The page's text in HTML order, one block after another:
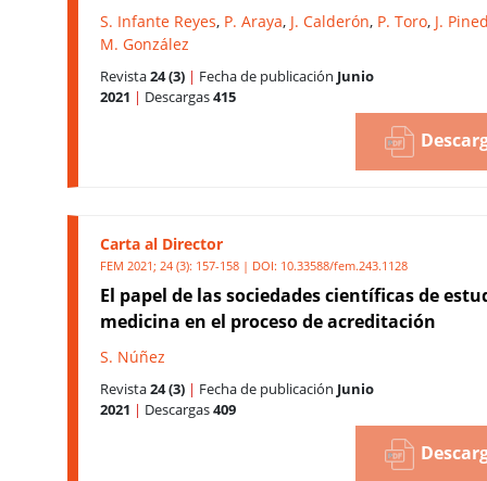
S. Infante Reyes, P. Araya, J. Calderón, P. Toro, J.
M. González
Revista24 (3) | Fecha de publicación Junio
2021 | Descargas415
Carta al Director
FEM 2021; 24 (3): 157-158 | DOI: 10.33588/fem.243.1128
El papel de las sociedades científicas de
medicina en el proceso de acreditación
S. Núñez
Revista24 (3) | Fecha de publicación Junio
2021 | Descargas409